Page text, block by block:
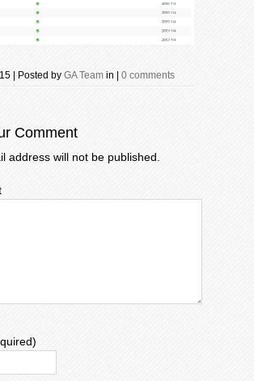
| Posted by GA Team in | 0 comments
Comment
address will not be published.